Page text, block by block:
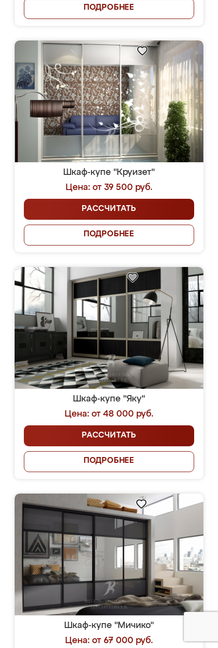
ПОДРОБНЕЕ
Шкаф-купе "Круизет"
Цена: от 39 500 руб.
РАССЧИТАТЬ
ПОДРОБНЕЕ
Шкаф-купе "Яку"
Цена: от 48 000 руб.
РАССЧИТАТЬ
ПОДРОБНЕЕ
Шкаф-купе "Мичико"
Цена: от 67 000 руб.